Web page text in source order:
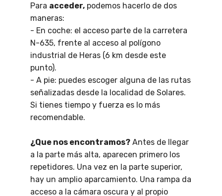
Para acceder, podemos hacerlo de dos
maneras:
- En coche: el acceso parte de la carretera
N-635, frente al acceso al polígono
industrial de Heras (6 km desde este
punto).
- A pie: puedes escoger alguna de las rutas
señalizadas desde la localidad de Solares.
Si tienes tiempo y fuerza es lo más
recomendable.
¿Que nos encontramos? Antes de llegar
a la parte más alta, aparecen primero los
repetidores. Una vez en la parte superior,
hay un amplio aparcamiento. Una rampa da
acceso a la cámara oscura y al propio